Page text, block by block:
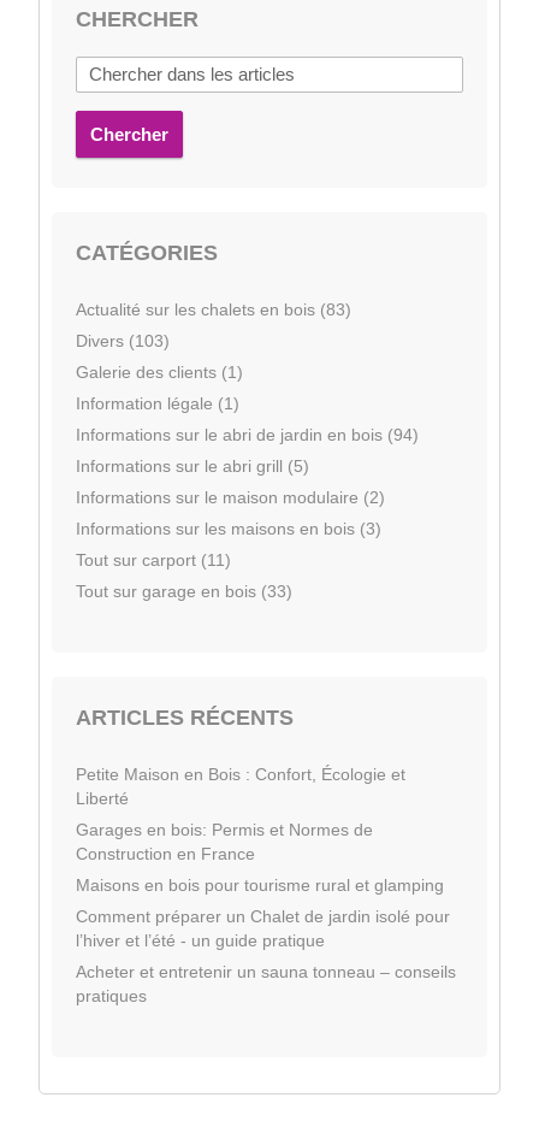
CHERCHER
Chercher
CATÉGORIES
Actualité sur les chalets en bois (83)
Divers (103)
Galerie des clients (1)
Information légale (1)
Informations sur le abri de jardin en bois (94)
Informations sur le abri grill (5)
Informations sur le maison modulaire (2)
Informations sur les maisons en bois (3)
Tout sur carport (11)
Tout sur garage en bois (33)
ARTICLES RÉCENTS
Petite Maison en Bois : Confort, Écologie et
Liberté
Garages en bois: Permis et Normes de
Construction en France
Maisons en bois pour tourisme rural et glamping
Comment préparer un Chalet de jardin isolé pour
l’hiver et l’été - un guide pratique
Acheter et entretenir un sauna tonneau – conseils
pratiques